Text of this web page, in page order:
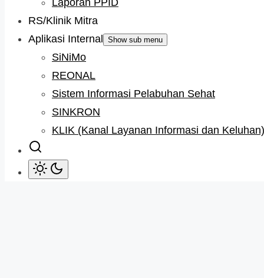
Laporan PPID
RS/Klinik Mitra
Aplikasi Internal
Show sub menu
SiNiMo
REONAL
Sistem Informasi Pelabuhan Sehat
SINKRON
KLIK (Kanal Layanan Informasi dan Keluhan)